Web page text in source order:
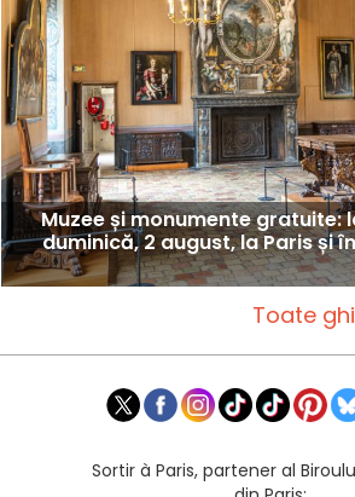
Muzee și monumente gratuite:
duminică, 2 august, la Paris și
Toate
Sortir à Paris, partener al